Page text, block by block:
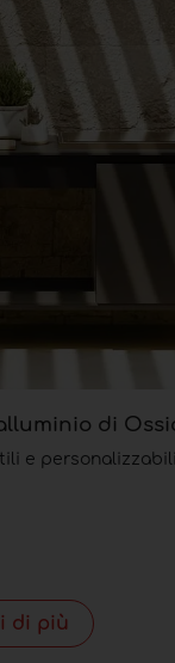
di
e
di più